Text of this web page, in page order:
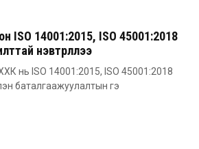
ISO 14001:2015, ISO 45001:2018
нэвтрүүллээ
нь ISO 14001:2015, ISO 45001:2018
баталгаажуулалтын гэ